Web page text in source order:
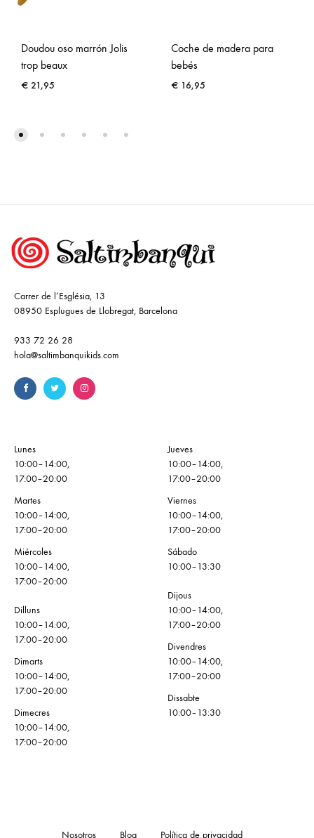
Doudou oso marrón Jolis
trop beaux
€ 21,95
Coche de madera para
bebés
€ 16,95
Carrer de l’Església, 13
08950 Esplugues de Llobregat, Barcelona
933 72 26 28
hola@saltimbanquikids.com
Lunes
10:00–14:00,
17:00–20:00
Martes
10:00–14:00,
17:00–20:00
Miércoles
10:00–14:00,
17:00–20:00
Dilluns
10:00–14:00,
17:00–20:00
Dimarts
10:00–14:00,
17:00–20:00
Dimecres
10:00–14:00,
17:00–20:00
Jueves
10:00–14:00,
17:00–20:00
Viernes
10:00–14:00,
17:00–20:00
Sábado
10:00–13:30
Dijous
10:00–14:00,
17:00–20:00
Divendres
10:00–14:00,
17:00–20:00
Dissabte
10:00–13:30
Nosotros Blog Política de privacidad